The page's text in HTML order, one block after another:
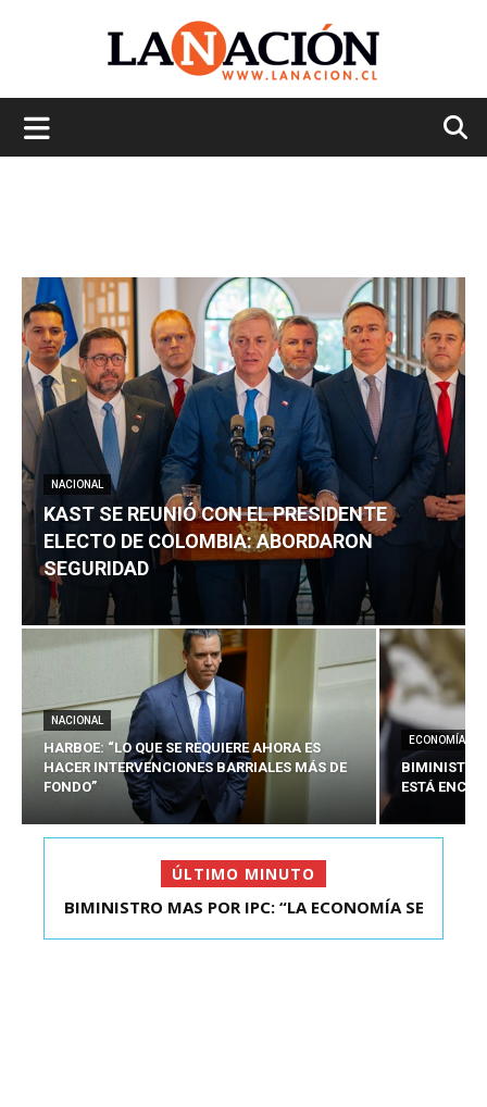
NACIONAL
KAST SE REUNIÓ CON EL PRESIDENTE
ELECTO DE COLOMBIA: ABORDARON
SEGURIDAD
NACIONAL
HARBOE: “LO QUE SE REQUIERE AHORA ES
HACER INTERVENCIONES BARRIALES MÁS DE
FONDO”
ECONOMÍA
BIMINISTRO
ESTÁ
ÚLTIMO MINUTO
KAST SE REUNIÓ CON EL PRESIDENTE ELECTO DE
BIMINISTRO MAS POR IPC: “LA ECONOMÍA SE